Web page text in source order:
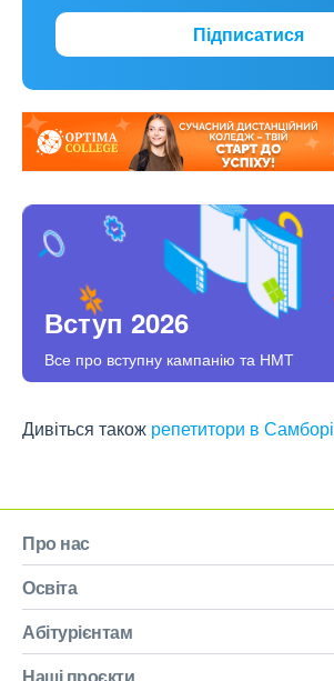
Підписатися
Вступ 2026
Все про вступну кампанію та НМТ
Дивіться також репетитори в Самборі
Про нас
Освіта
Абітурієнтам